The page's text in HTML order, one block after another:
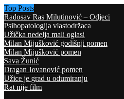
Top Posts
Radosav Ras Milutinović – Odjeci
Psihopatologija vlastodržaca
Užička nedelja mali oglasi
Milan Mijušković godišnji pomen
Milan Mijušković pomen
Sava Žunić
Dragan Jovanović pomen
Užice je grad u odumiranju
Rat nije film